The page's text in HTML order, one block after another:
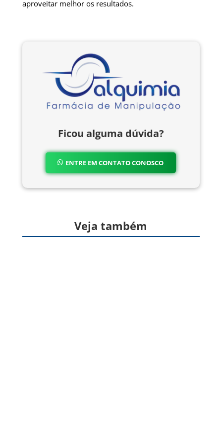
aproveitar melhor os resultados.
Ficou alguma dúvida?
ENTRE EM CONTATO CONOSCO
Veja também